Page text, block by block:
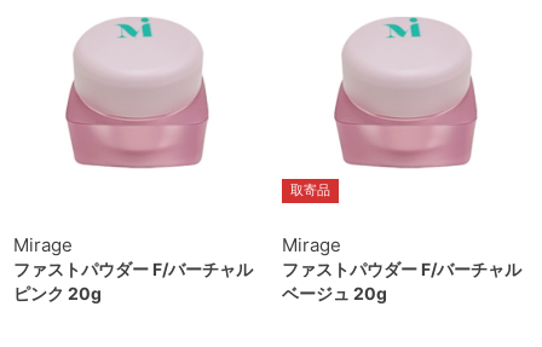
Mirage
ファストパウダー F/バーチャル
ピンク 20g
取寄品
Mirage
ファストパウダー F/バーチャル
ベージュ 20g